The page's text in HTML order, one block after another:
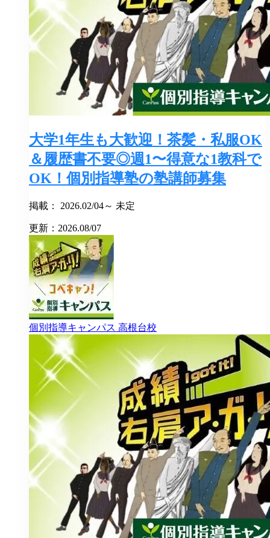
大学1年生も大歓迎！茶髪・私服OK
＆履歴書不要◎週1〜得意な1教科で
OK！個別指導塾の塾講師募集
掲載： 2026.02/04～ 未定
更新：2026.08/07
個別指導キャンパス 高根台校